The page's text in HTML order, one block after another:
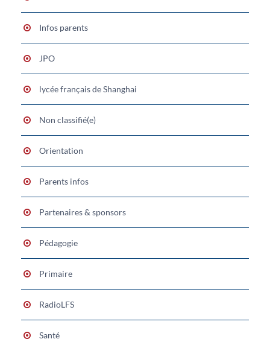
Infos parents
JPO
lycée français de Shanghai
Non classifié(e)
Orientation
Parents infos
Partenaires & sponsors
Pédagogie
Primaire
RadioLFS
Santé